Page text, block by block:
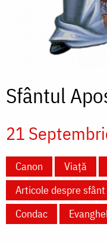
Sfântul
21
Canon Viață
Articole despre sfânt
Condac